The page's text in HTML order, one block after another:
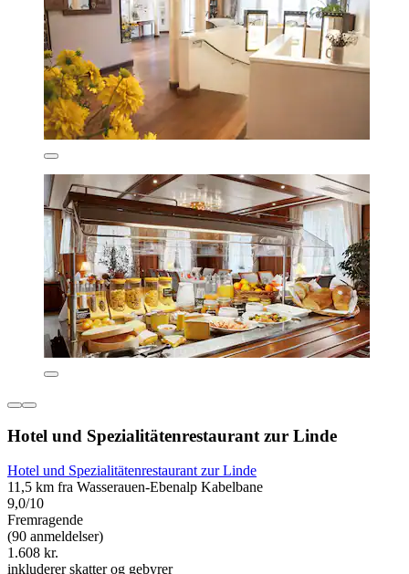
Hotel und Spezialitätenrestaurant zur Linde
Hotel und Spezialitätenrestaurant zur Linde
11,5 km fra Wasserauen-Ebenalp Kabelbane
9,0/10
Fremragende
(90 anmeldelser)
1.608 kr.
inkluderer skatter og gebyrer